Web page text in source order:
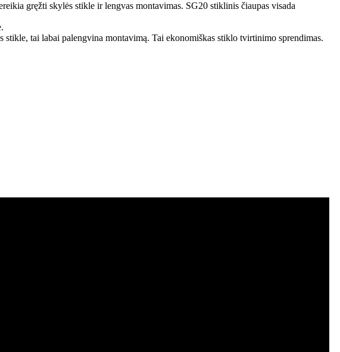
gręžti skylės stikle ir lengvas montavimas. SG20 stiklinis čiaupas visada
tai labai palengvina montavimą. Tai ekonomiškas stiklo tvirtinimo sprendimas.